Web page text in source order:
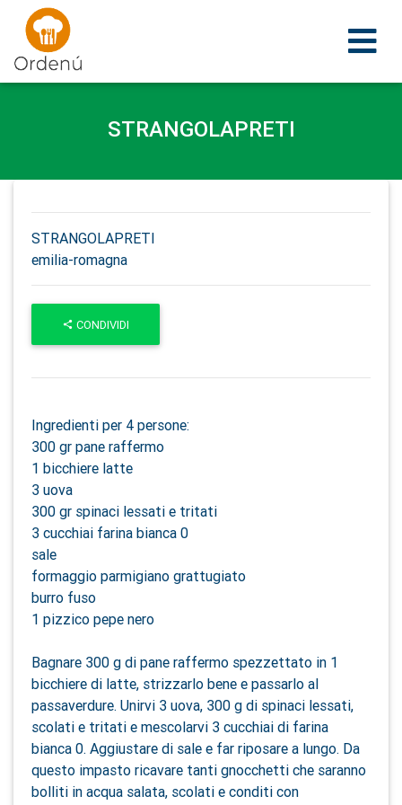
Ordenu
STRANGOLAPRETI
STRANGOLAPRETI
emilia-romagna
CONDIVIDI
Ingredienti per 4 persone:
300 gr pane raffermo
1 bicchiere latte
3 uova
300 gr spinaci lessati e tritati
3 cucchiai farina bianca 0
sale
formaggio parmigiano grattugiato
burro fuso
1 pizzico pepe nero
Bagnare 300 g di pane raffermo spezzettato in 1
bicchiere di latte, strizzarlo bene e passarlo al
passaverdure. Unirvi 3 uova, 300 g di spinaci lessati,
scolati e tritati e mescolarvi 3 cucchiai di farina
bianca 0. Aggiustare di sale e far riposare a lungo. Da
questo impasto ricavare tanti gnocchetti che saranno
bolliti in acqua salata, scolati e conditi con